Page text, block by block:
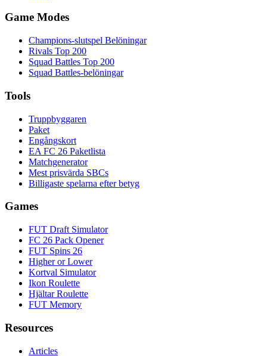
Game Modes
Champions-slutspel Belöningar
Rivals Top 200
Squad Battles Top 200
Squad Battles-belöningar
Tools
Truppbyggaren
Paket
Engångskort
EA FC 26 Paketlista
Matchgenerator
Mest prisvärda SBCs
Billigaste spelarna efter betyg
Games
FUT Draft Simulator
FC 26 Pack Opener
FUT Spins 26
Higher or Lower
Kortval Simulator
Ikon Roulette
Hjältar Roulette
FUT Memory
Resources
Articles